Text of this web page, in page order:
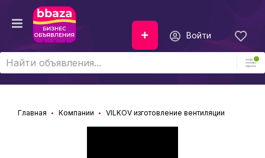
Войти
Главная Компании VILKOV изготовление вентиляции